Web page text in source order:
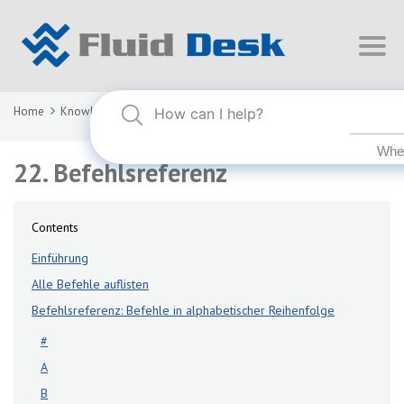
Home Knowledge Base FLUID DESK BIM 2024
22. Befehlsreferenz
Contents
Einführung
Alle Befehle auflisten
Befehlsreferenz: Befehle in alphabetischer Reihenfolge
#
A
B